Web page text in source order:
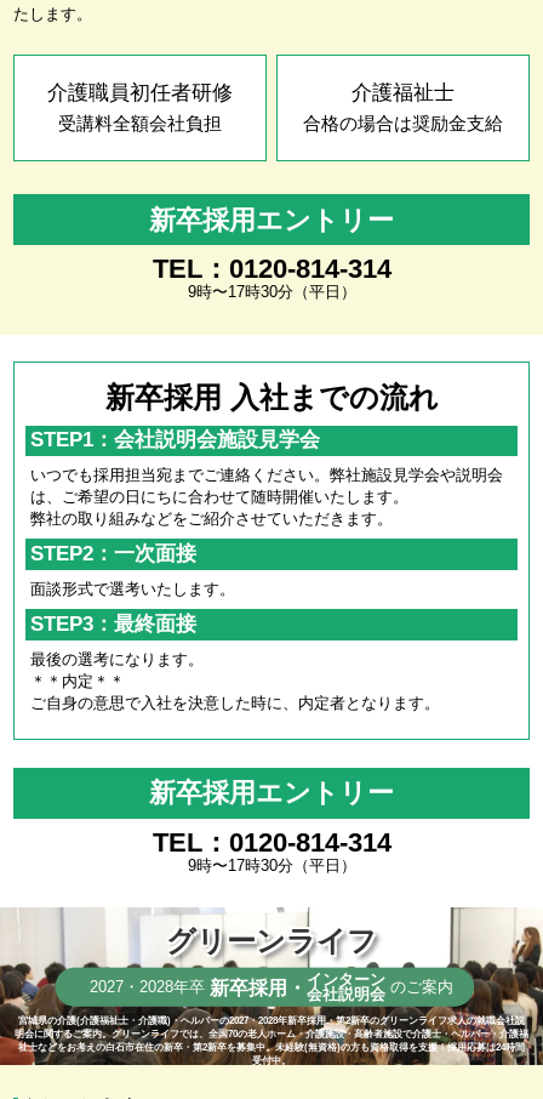
たします。
介護職員初任者研修
受講料全額会社負担
介護福祉士
合格の場合は奨励金支給
新卒採用エントリー
TEL：0120-814-314
9時〜17時30分（平日）
新卒採用 入社までの流れ
STEP1：会社説明会施設見学会
いつでも採用担当宛までご連絡ください。弊社施設見学会や説明会
は、ご希望の日にちに合わせて随時開催いたします。
弊社の取り組みなどをご紹介させていただきます。
STEP2：一次面接
面談形式で選考いたします。
STEP3：最終面接
最後の選考になります。
＊＊内定＊＊
ご自身の意思で入社を決意した時に、内定者となります。
新卒採用エントリー
TEL：0120-814-314
9時〜17時30分（平日）
グリーンライフ
2027・2028年卒 新卒採用・ インターン
会社説明会 のご案内
宮城県の介護(介護福祉士・介護職)・ヘルパーの2027・2028年新卒採用・第2新卒のグリーンライフ求人の就職会社説
明会に関するご案内。グリーンライフでは、全国70の老人ホーム・介護施設・高齢者施設で介護士・ヘルパー・介護福
祉士などをお考えの白石市在住の新卒・第2新卒を募集中。未経験(無資格)の方も資格取得を支援！採用応募は24時間
受付中。